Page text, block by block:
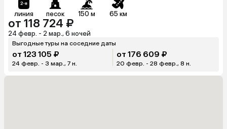
линия песок 150 м 65 км
от 118 724 ₽
24 февр. - 2 мар., 6 ночей
Выгодные туры на соседние даты
от 123 105 ₽
24 февр. - 3 мар., 7 н.
от 176 609 ₽
20 февр. - 28 февр., 8 н.